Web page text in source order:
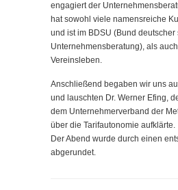
engagiert der
hat sowohl viele namensreiche
und ist im BDSU (Bund deutscher
Unternehmensberatung), als
Vereinsleben.
Anschließend begaben wir uns
und lauschten Dr. Werner Efing,
dem Unternehmerverband der
über die Tarifautonomie aufklärte.
Der Abend wurde durch einen
abgerundet.